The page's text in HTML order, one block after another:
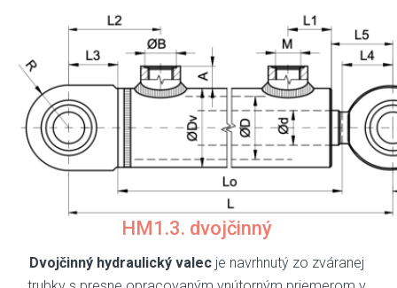
HM1.3. dvojčinný
Dvojčinný hydraulický valecje navrhnutý zo zváranej